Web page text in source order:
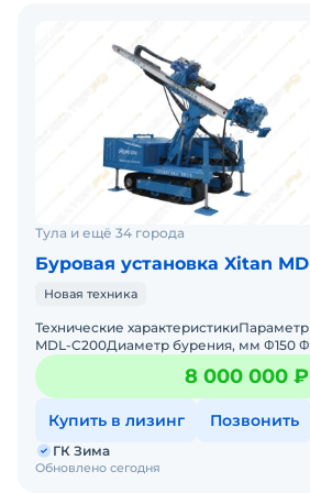
Тула и ещё 34 города
Буровая установка Xitan
Новая техника
Технические
MDL-C200Диаметр бурения, мм Φ150
м 180 220Угол наклона бурильной
8 000 000 ₽
Купить в лизинг Позвонить
Обновлено сегодня
ГК Зима